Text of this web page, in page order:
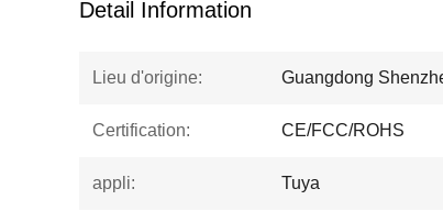
Detail Information
Lieu d'origine: Guangdong
Certification: CE/FCC/ROHS
appli: Tuya